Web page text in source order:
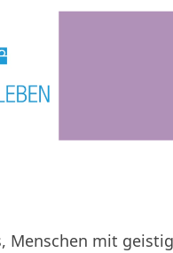
Menschen mit